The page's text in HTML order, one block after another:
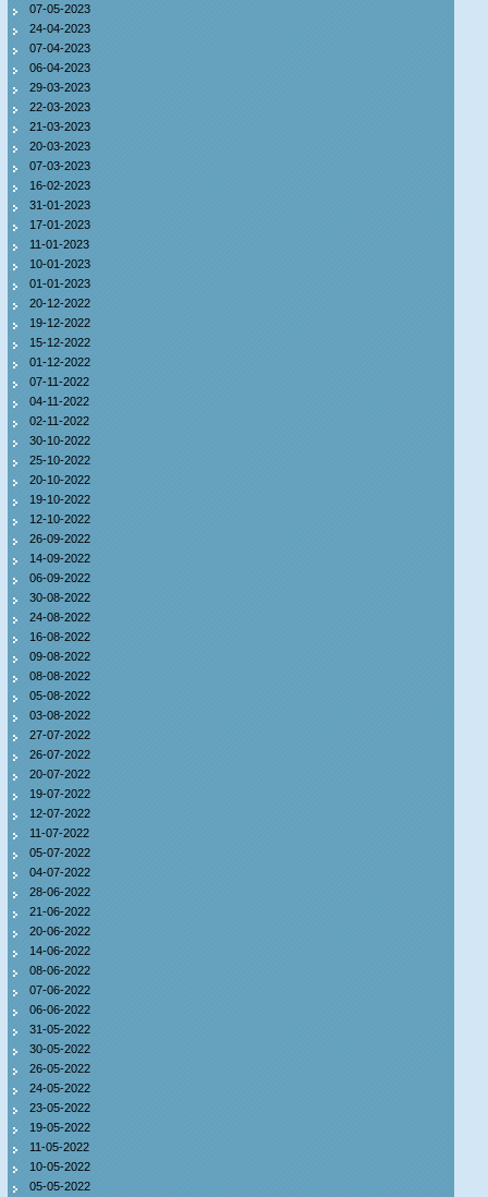
07-05-2023
24-04-2023
07-04-2023
06-04-2023
29-03-2023
22-03-2023
21-03-2023
20-03-2023
07-03-2023
16-02-2023
31-01-2023
17-01-2023
11-01-2023
10-01-2023
01-01-2023
20-12-2022
19-12-2022
15-12-2022
01-12-2022
07-11-2022
04-11-2022
02-11-2022
30-10-2022
25-10-2022
20-10-2022
19-10-2022
12-10-2022
26-09-2022
14-09-2022
06-09-2022
30-08-2022
24-08-2022
16-08-2022
09-08-2022
08-08-2022
05-08-2022
03-08-2022
27-07-2022
26-07-2022
20-07-2022
19-07-2022
12-07-2022
11-07-2022
05-07-2022
04-07-2022
28-06-2022
21-06-2022
20-06-2022
14-06-2022
08-06-2022
07-06-2022
06-06-2022
31-05-2022
30-05-2022
26-05-2022
24-05-2022
23-05-2022
19-05-2022
11-05-2022
10-05-2022
05-05-2022